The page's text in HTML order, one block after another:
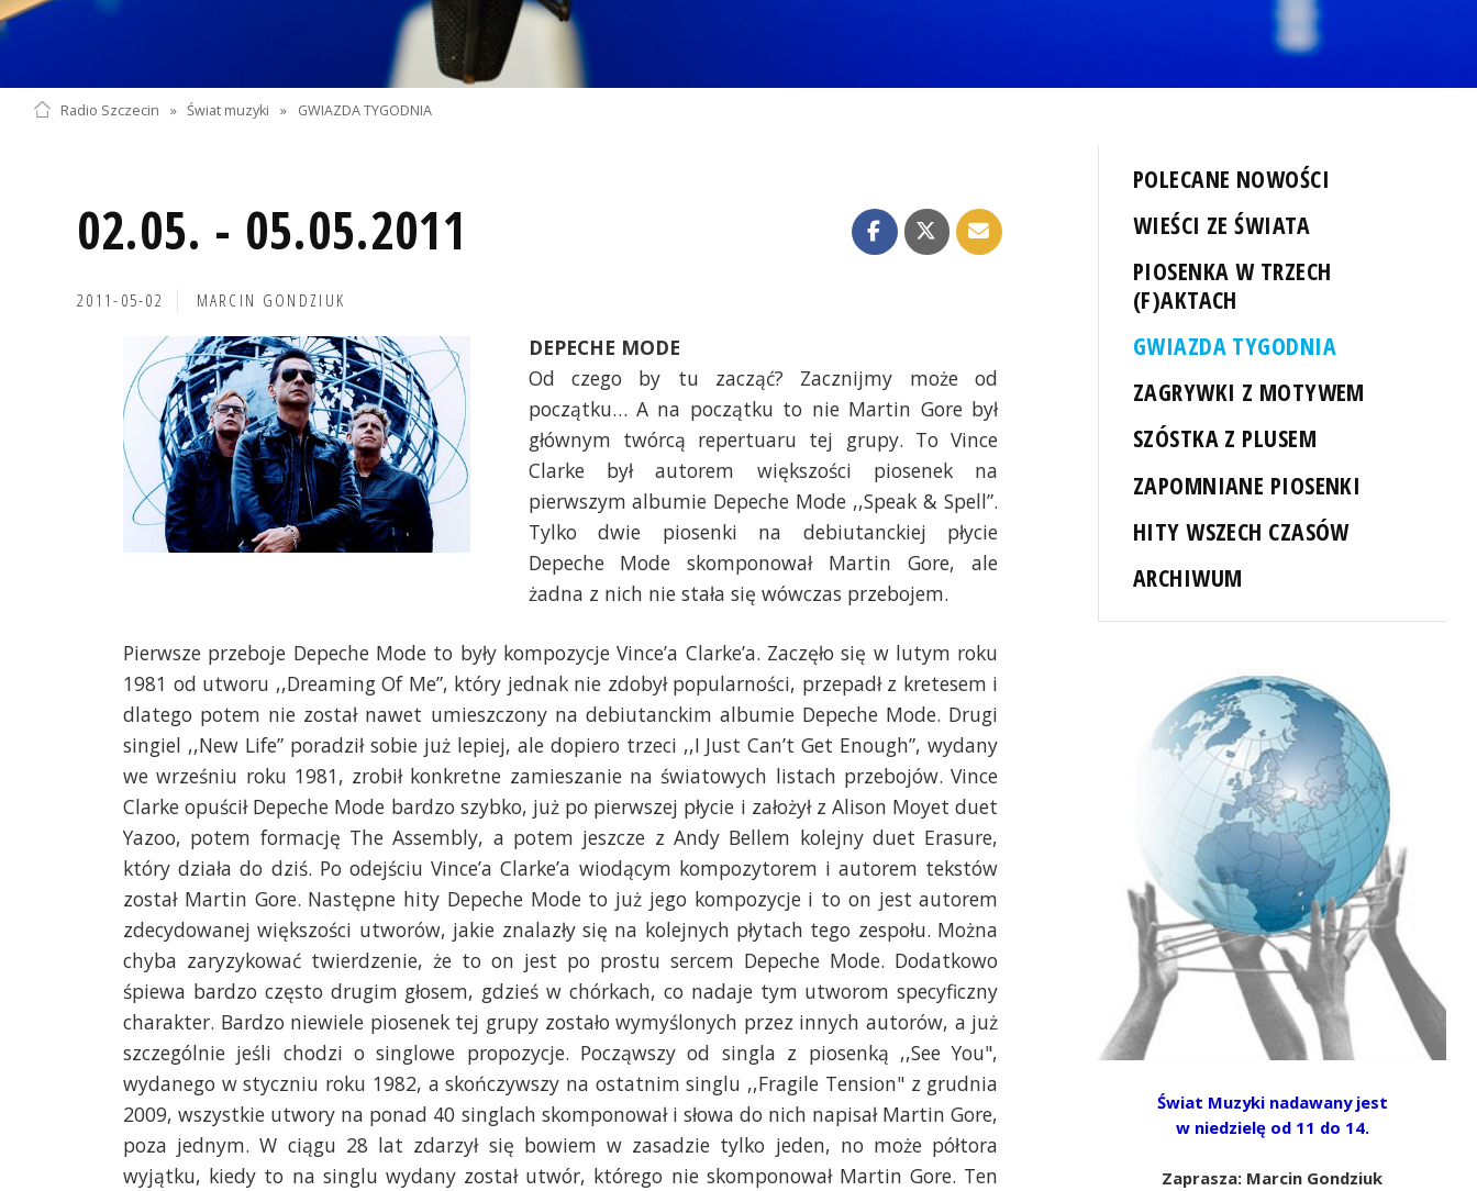
Radio Szczecin » Świat muzyki » GWIAZDA TYGODNIA
02.05. - 05.05.2011
2011-05-02 MARCIN GONDZIUK
DEPECHE MODE
Od czego by tu zacząć? Zacznijmy może od
początku… A na początku to nie Martin Gore był
głównym twórcą repertuaru tej grupy. To Vince
Clarke był autorem większości piosenek na
pierwszym albumie Depeche Mode ,,Speak & Spell”.
Tylko dwie piosenki na debiutanckiej płycie
Depeche Mode skomponował Martin Gore, ale
żadna z nich nie stała się wówczas przebojem.
Pierwsze przeboje Depeche Mode to były kompozycje Vince’a Clarke’a. Zaczęło się w lutym roku
1981 od utworu ,,Dreaming Of Me”, który jednak nie zdobył popularności, przepadł z kretesem i
dlatego potem nie został nawet umieszczony na debiutanckim albumie Depeche Mode. Drugi
singiel ,,New Life” poradził sobie już lepiej, ale dopiero trzeci ,,I Just Can’t Get Enough”, wydany
we wrześniu roku 1981, zrobił konkretne zamieszanie na światowych listach przebojów. Vince
Clarke opuścił Depeche Mode bardzo szybko, już po pierwszej płycie i założył z Alison Moyet duet
Yazoo, potem formację The Assembly, a potem jeszcze z Andy Bellem kolejny duet Erasure,
który działa do dziś. Po odejściu Vince’a Clarke’a wiodącym kompozytorem i autorem tekstów
został Martin Gore. Następne hity Depeche Mode to już jego kompozycje i to on jest autorem
zdecydowanej większości utworów, jakie znalazły się na kolejnych płytach tego zespołu. Można
chyba zaryzykować twierdzenie, że to on jest po prostu sercem Depeche Mode. Dodatkowo
śpiewa bardzo często drugim głosem, gdzieś w chórkach, co nadaje tym utworom specyficzny
charakter. Bardzo niewiele piosenek tej grupy zostało wymyślonych przez innych autorów, a już
szczególnie jeśli chodzi o singlowe propozycje. Począwszy od singla z piosenką ,,See You",
wydanego w styczniu roku 1982, a skończywszy na ostatnim singlu ,,Fragile Tension" z grudnia
2009, wszystkie utwory na ponad 40 singlach skomponował i słowa do nich napisał Martin Gore,
poza jednym. W ciągu 28 lat zdarzył się bowiem w zasadzie tylko jeden, no może półtora
wyjątku, kiedy to na singlu wydany został utwór, którego nie skomponował Martin Gore. Ten
POLECANE NOWOŚCI
WIEŚCI ZE ŚWIATA
PIOSENKA W TRZECH
(F)AKTACH
GWIAZDA TYGODNIA
ZAGRYWKI Z MOTYWEM
SZÓSTKA Z PLUSEM
ZAPOMNIANE PIOSENKI
HITY WSZECH CZASÓW
ARCHIWUM
Świat Muzyki nadawany jest
w niedzielę od 11 do 14.
Zaprasza: Marcin Gondziuk